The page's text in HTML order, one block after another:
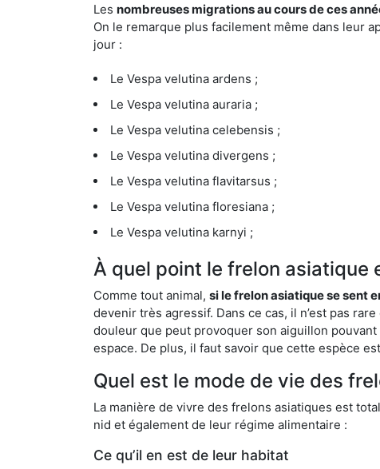
Les nombreuses migrations au cours de ces
On le remarque plus facilement même dans leur
jour :
Le Vespa velutina ardens ;
Le Vespa velutina auraria ;
Le Vespa velutina celebensis ;
Le Vespa velutina divergens ;
Le Vespa velutina flavitarsus ;
Le Vespa velutina floresiana ;
Le Vespa velutina karnyi ;
À quel point le frelon asiatique
Comme tout animal, si le frelon asiatique se sent
devenir très agressif. Dans ce cas, il n’est pas
douleur que peut provoquer son aiguillon
espace. De plus, il faut savoir que cette espèce
Quel est le mode de vie des
La manière de vivre des frelons asiatiques est
nid et également de leur régime alimentaire :
Ce qu’il en est de leur habitat